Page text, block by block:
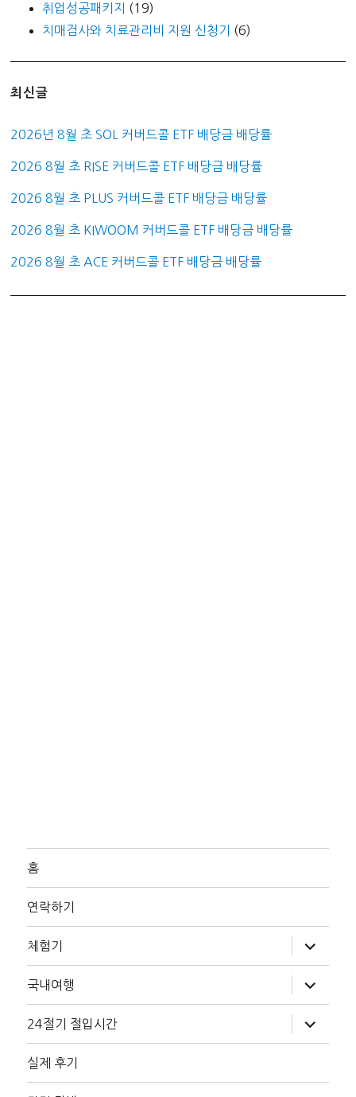
취업성공패키지
(19)
치매검사와 치료관리비 지원 신청기
(6)
최신글
2026년 8월 초 SOL 커버드콜 ETF 배당금 배당률
2026 8월 초 RISE 커버드콜 ETF 배당금 배당률
2026 8월 초 PLUS 커버드콜 ETF 배당금 배당률
2026 8월 초 KIWOOM 커버드콜 ETF 배당금 배당률
2026 8월 초 ACE 커버드콜 ETF 배당금 배당률
홈
연락하기
체험기
위
메
확
장
국내여행
위
메
확
장
24절기 절입시간
위
메
장
실제 후기